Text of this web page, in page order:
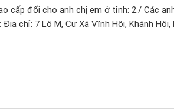
cấp đối cho anh chị em ở tỉnh: 2./ Các
chỉ: 7 Lô M, Cư Xá Vĩnh Hội, Khánh Hội,